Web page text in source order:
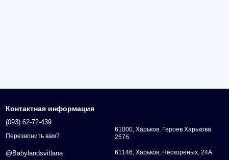
Контактная информация
(093) 62-72-439
Перезвонить вам?
@Babylandsvitlana
61000, Харьков, Героев Харькова
257б
61146, Харьков, Нескореных, 24А